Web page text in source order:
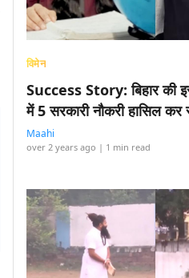
विमेन
Success Story: बिहार की
में 5 सरकारी नौकरी हासिल कर
Maahi
over 2 years ago | 1 min read